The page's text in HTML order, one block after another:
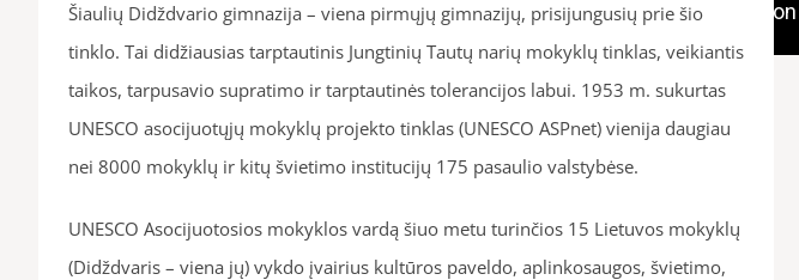
Šiaulių Didždvario gimnazija – viena pirmųjų gimnazijų, prisijungusių prie šio
tinklo. Tai didžiausias tarptautinis Jungtinių Tautų narių mokyklų tinklas, veikiantis
taikos, tarpusavio supratimo ir tarptautinės tolerancijos labui. 1953 m. sukurtas
UNESCO asocijuotųjų mokyklų projekto tinklas (UNESCO ASPnet) vienija daugiau
nei 8000 mokyklų ir kitų švietimo institucijų 175 pasaulio valstybėse.
UNESCO Asocijuotosios mokyklos vardą šiuo metu turinčios 15 Lietuvos mokyklų
(Didždvaris – viena jų) vykdo įvairius kultūros paveldo, aplinkosaugos, švietimo,